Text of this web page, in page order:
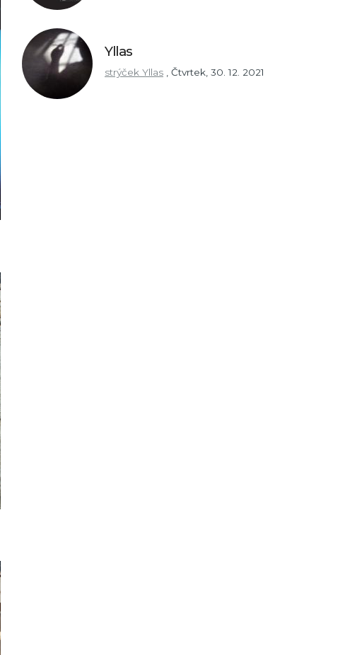
Yllas
strýček Yllas Čtvrtek, 30. 12. 2021